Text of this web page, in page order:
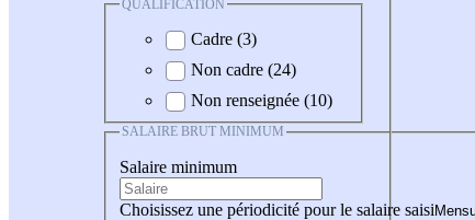
QUALIFICATION
Cadre (3)
Non cadre (24)
Non renseignée (10)
SALAIRE BRUT MINIMUM
Salaire minimum
Choisissez une périodicité pour le salaire saisi